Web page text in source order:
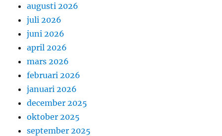
augusti 2026
juli 2026
juni 2026
april 2026
mars 2026
februari 2026
januari 2026
december 2025
oktober 2025
september 2025